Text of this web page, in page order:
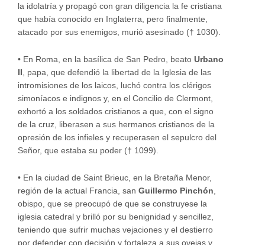
la idolatría y propagó con gran diligencia la fe cristiana
que había conocido en Inglaterra, pero finalmente,
atacado por sus enemigos, murió asesinado († 1030).
• En Roma, en la basílica de San Pedro, beato Urbano
II , papa, que defendió la libertad de la Iglesia de las
intromisiones de los laicos, luchó contra los clérigos
simoníacos e indignos y, en el Concilio de Clermont,
exhortó a los soldados cristianos a que, con el signo
de la cruz, liberasen a sus hermanos cristianos de la
opresión de los infieles y recuperasen el sepulcro del
Señor, que estaba su poder († 1099).
• En la ciudad de Saint Brieuc, en la Bretaña Menor,
región de la actual Francia, san Guillermo Pinchón
obispo, que se preocupó de que se construyese la
iglesia catedral y brilló por su benignidad y sencillez,
teniendo que sufrir muchas vejaciones y el destierro
por defender con decisión y fortaleza a sus ovejas y